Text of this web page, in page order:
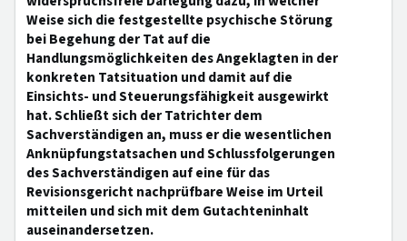
Weise sich die festgestellte psychische Störung
bei Begehung der Tat auf die
Handlungsmöglichkeiten des Angeklagten in der
konkreten Tatsituation und damit auf die
Einsichts- und Steuerungsfähigkeit ausgewirkt
hat. Schließt sich der Tatrichter dem
Sachverständigen an, muss er die wesentlichen
Anknüpfungstatsachen und Schlussfolgerungen
des Sachverständigen auf eine für das
Revisionsgericht nachprüfbare Weise im Urteil
mitteilen und sich mit dem Gutachteninhalt
auseinandersetzen.